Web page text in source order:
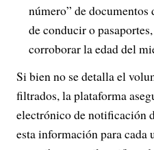
número” de
de conducir o
corroborar la edad del
Si bien no se detalla el
filtrados, la plataforma
electrónico de notificación
esta información para cada